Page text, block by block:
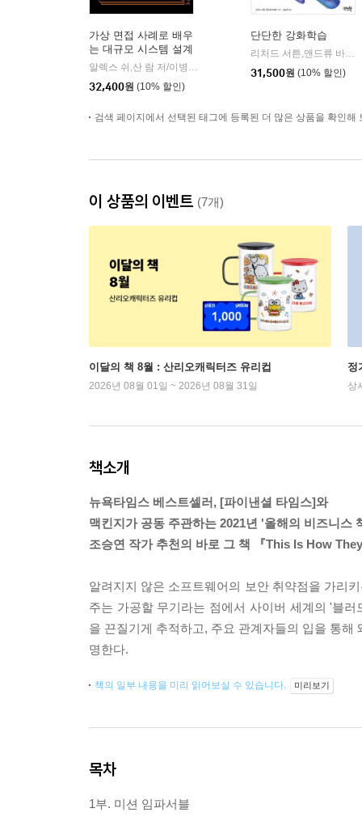
가상 면접 사례로 배우
는 대규모 시스템 설계
기초 2
알렉스 쉬,산 람 저/이병준 역
인사이트(insight)
32,400원 (10% 할인)
단단한 강화학습
리처드 서튼,앤드류 바르토 공저/김성우 역
31,500원 (10% 할인)
검색 페이지에서 선택된 태그에 등록된 더 많은 상품을 확인해
이 상품의 이벤트 (7개)
이달의 책 8월 : 산리오캐릭터즈 유리컵
2026년 08월 01일 ~ 2026년 08월 31일
정
상
책소개
뉴욕타임스 베스트셀러, [파이낸셜 타임스]와
맥킨지가 공동 주관하는 2021년 '올해의 비즈니스
조승연 작가 추천의 바로 그 책 『This Is How
알려지지 않은 소프트웨어의 보안 취약점을 가리
주는 가공할 무기라는 점에서 사이버 세계의 '블
을 끈질기게 추적하고, 주요 관계자들의 입을 통
명한다.
책의 일부 내용을 미리 읽어보실 수 있습니다. 미리보기
목차
1부. 미션 임파서블